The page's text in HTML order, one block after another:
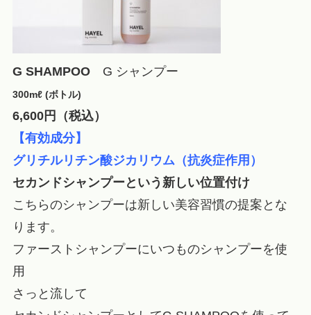
G SHAMPOO G シャンプー
300mℓ (ボトル)
6,600円（税込）
【有効成分】
グリチルリチン酸ジカリウム（抗炎症作用）
セカンドシャンプーという新しい位置付け
こちらのシャンプーは新しい美容習慣の提案とな
ります。
ファーストシャンプーにいつものシャンプーを使
用
さっと流して